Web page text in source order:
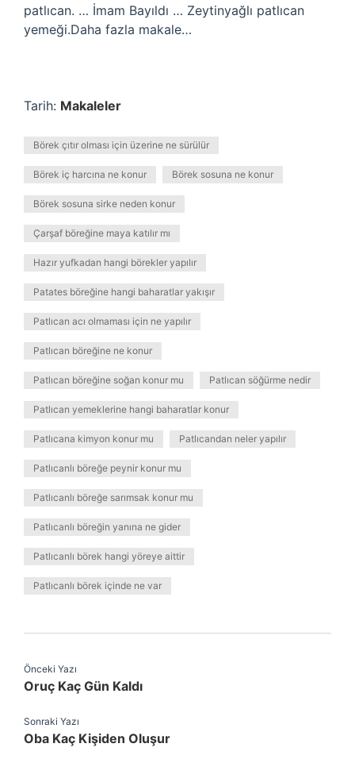
patlıcan. … İmam Bayıldı … Zeytinyağlı patlıcan
yemeği.Daha fazla makale…
Tarih: Makaleler
Börek çıtır olması için üzerine ne sürülür
Börek iç harcına ne konur Börek sosuna ne konur
Börek sosuna sirke neden konur
Çarşaf böreğine maya katılır mı
Hazır yufkadan hangi börekler yapılır
Patates böreğine hangi baharatlar yakışır
Patlıcan acı olmaması için ne yapılır
Patlıcan böreğine ne konur
Patlıcan böreğine soğan konur mu Patlıcan söğürme nedir
Patlıcan yemeklerine hangi baharatlar konur
Patlıcana kimyon konur mu Patlıcandan neler yapılır
Patlıcanlı böreğe peynir konur mu
Patlıcanlı böreğe sarımsak konur mu
Patlıcanlı böreğin yanına ne gider
Patlıcanlı börek hangi yöreye aittir
Patlıcanlı börek içinde ne var
Önceki Yazı
Oruç Kaç Gün Kaldı
Sonraki Yazı
Oba Kaç Kişiden Oluşur